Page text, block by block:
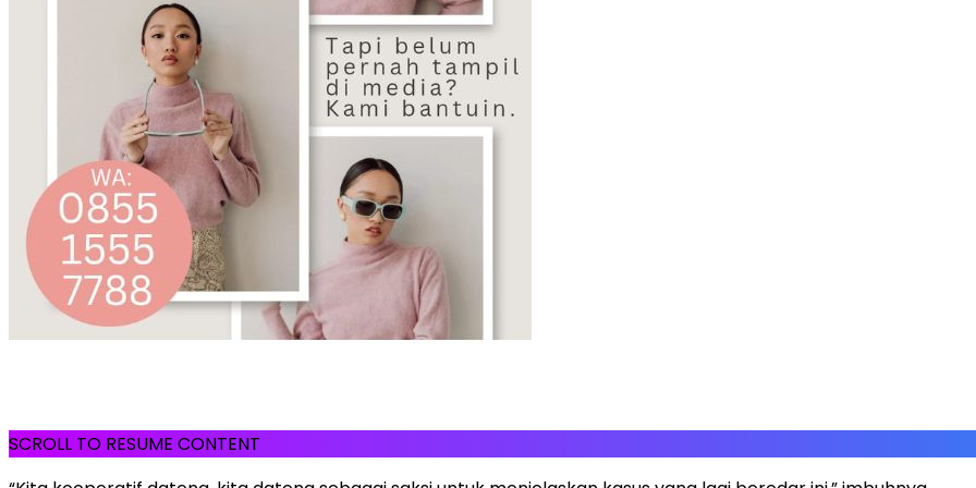
SCROLL TO RESUME CONTENT